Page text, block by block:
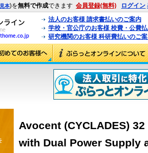
見本)を無料で作成できます 会員登録(無料) ログイン
法人のお客様 請求書払いのご案内
学校・官公庁のお客様 校費・公費
研究機関のお客様 科研費払いのご
Avocent (CYCLADES)
with Dual Power Supply